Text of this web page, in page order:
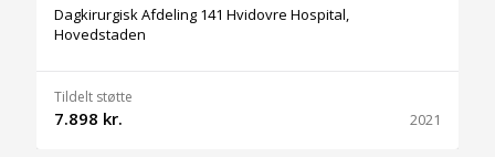
Dagkirurgisk Afdeling 141 Hvidovre Hospital,
Hovedstaden
Tildelt støtte
7.898 kr. 2021